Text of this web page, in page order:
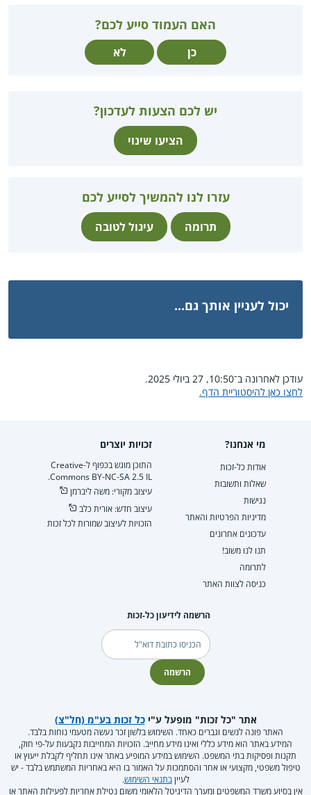
האם העמוד סייע לכם?
כן לא
יש לכם הצעות לעדכון?
הציעו שינוי
עזרו לנו להמשיך לסייע לכם
תרומה עיגול לטובה
יכול לעניין אותך גם...
עודכן לאחרונה ב־10:50, 27 ביולי 2025.
לחצו כאן להיסטוריית הדף.
מי אנחנו?
אודות כל-זכות
שאלות ותשובות
נגישות
מדיניות הפרטיות והאתר
עדכונים אחרונים
תנו לנו משוב!
לתרומה
כניסה לצוות האתר
זכויות יוצרים
התוכן מוגש בכפוף ל-Creative
Commons BY-NC-SA 2.5 IL.
עיצוב מקורי: משה ליברמן
עיצוב חדש: אורית כלב
הזכויות לעיצוב שמורות לכל זכות
הרשמה לידיעון כל-זכות
דוא"ל
הרשמה
אתר "כל זכות" מופעל ע"יכל זכות בע"מ (חל"צ)
האתר פונה לנשים וגברים כאחד. השימוש בלשון זכר נעשה מטעמי נוחות בלבד.
המידע באתר הוא מידע כללי ואינו מידע מחייב. הזכויות המחייבות נקבעות על-פי חוק,
תקנות ופסיקות בתי המשפט. השימוש במידע המופיע באתר אינו תחליף לקבלת ייעוץ או
טיפול משפטי, מקצועי או אחר והסתמכות על האמור בו היא באחריות המשתמש בלבד - יש
לעייןבתנאי השימוש.
אין בסיוע משרד המשפטים ומערך הדיגיטל הלאומי משום נטילת אחריות לפעילות האתר או